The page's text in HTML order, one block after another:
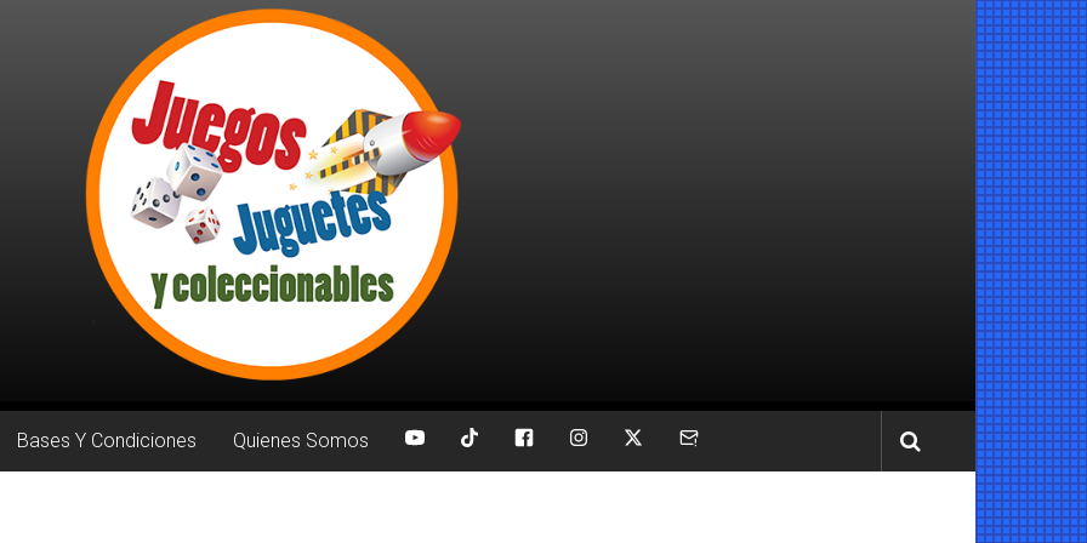
Bases Y Condiciones Quienes Somos